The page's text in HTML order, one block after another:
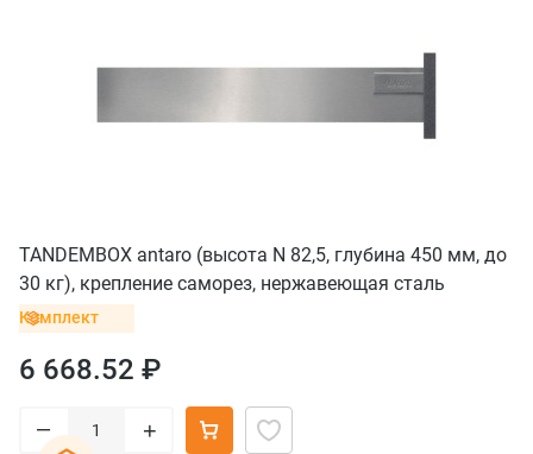
TANDEMBOX antaro (высота N 82,5, глубина 450 мм, до
30 кг), крепление саморез, нержавеющая сталь
Комплект
6 668.52 ₽
– +